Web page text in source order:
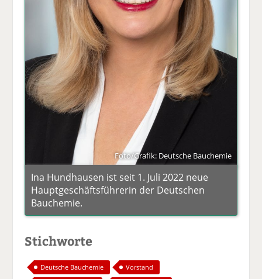
Foto/Grafik: Deutsche Bauchemie
Ina Hundhausen ist seit 1. Juli 2022 neue
Hauptgeschäftsführerin der Deutschen
Bauchemie.
Stichworte
Deutsche Bauchemie
Vorstand